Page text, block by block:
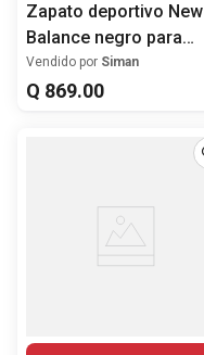
Zapato deportivo New
Balance negro para
hombre
Vendido por Siman
Q 869.00